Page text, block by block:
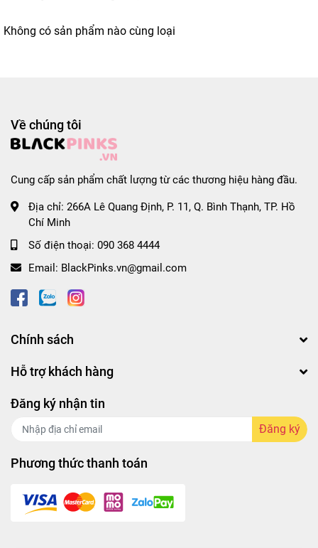
Không có sản phẩm nào cùng loại
Về chúng tôi
Cung cấp sản phẩm chất lượng từ các thương hiệu hàng đầu.
Địa chỉ: 266A Lê Quang Định, P. 11, Q. Bình Thạnh, TP. Hồ
Chí Minh
Số điện thoại: 090 368 4444
Email: BlackPinks.vn@gmail.com
Chính sách
Hỗ trợ khách hàng
Đăng ký nhận tin
Đăng ký
Phương thức thanh toán